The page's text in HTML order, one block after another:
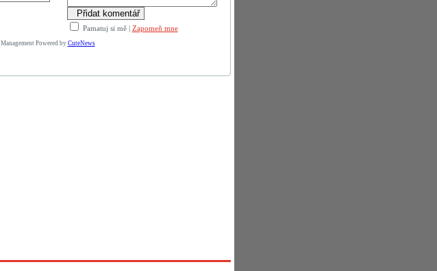
Pamatuj si mě| Zapomeň mne
Management Powered by CuteNews